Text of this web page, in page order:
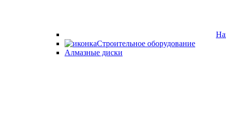
Строительное оборудование
Алмазные диски